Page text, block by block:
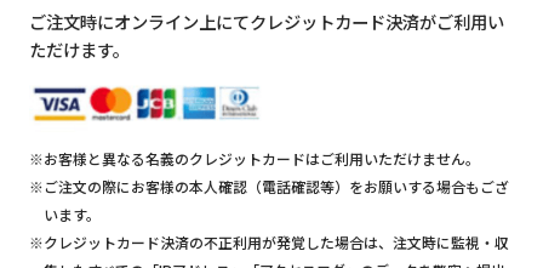
ご注文時にオンライン上にてクレジットカード決済がご利用い
ただけます。
※お客様と異なる名義のクレジットカードはご利用いただけません。
※ご注文の際にお客様の本人確認（電話確認等）をお願いする場合もござ
います。
※クレジットカード決済の不正利用が発覚した場合は、注文時に監視・収